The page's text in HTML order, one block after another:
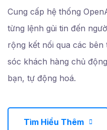
Cung cấp hệ thống
từng lệnh gủi tin đến
rộng kết nối qua các
sóc khách hàng chủ
bạn, tự động hoá.
Tìm Hiểu Thêm